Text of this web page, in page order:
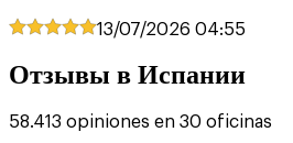
13/07/2026 04:55
Отзывы в Испании
58.413 opiniones en 30 oficinas